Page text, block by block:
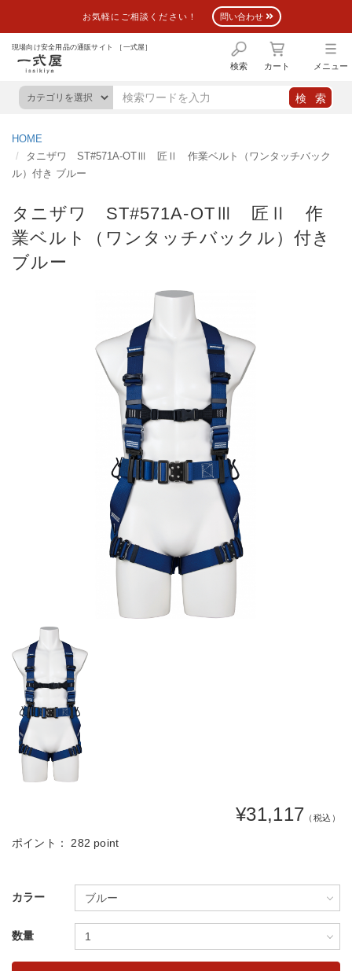
お気軽にご相談ください！ 問い合わせ
現場向け安全用品の通販サイト ［一式屋］
検索 カート メニュー
HOME
タニザワ ST#571A-OTⅢ 匠Ⅱ 作業ベルト（ワンタッチバック
ル）付き ブルー
タニザワ ST#571A-OTⅢ 匠Ⅱ 作
業ベルト（ワンタッチバックル）付き
ブルー
¥31,117 （税込）
ポイント： 282 point
カラー
数量